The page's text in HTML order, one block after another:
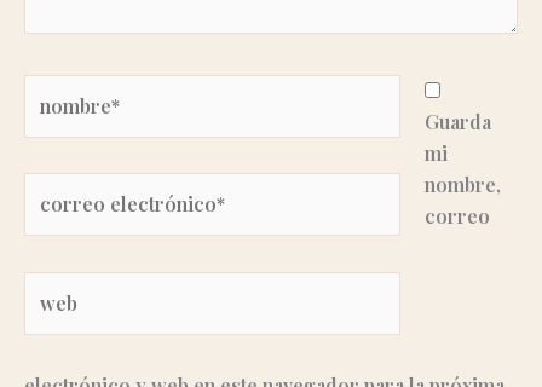
electrónico*
Guarda
mi
nombre,
correo